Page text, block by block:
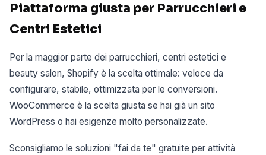
Piattaforma giusta per Parrucchieri e
Centri Estetici
Per la maggior parte dei parrucchieri, centri estetici e
beauty salon, Shopify è la scelta ottimale: veloce da
configurare, stabile, ottimizzata per le conversioni.
WooCommerce è la scelta giusta se hai già un sito
WordPress o hai esigenze molto personalizzate.
Sconsigliamo le soluzioni "fai da te" gratuite per attività